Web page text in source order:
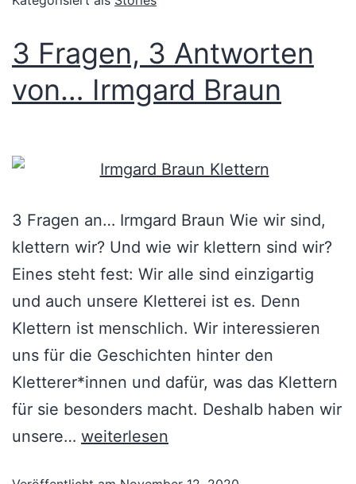
3 Fragen, 3 Antworten
von… Irmgard Braun
3 Fragen an… Irmgard Braun Wie wir sind,
klettern wir? Und wie wir klettern sind wir?
Eines steht fest: Wir alle sind einzigartig
und auch unsere Kletterei ist es. Denn
Klettern ist menschlich. Wir interessieren
uns für die Geschichten hinter den
Kletterer*innen und dafür, was das Klettern
für sie besonders macht. Deshalb haben wir
unsere… weiterlesen